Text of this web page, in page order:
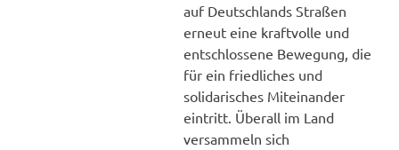
auf Deutschlands Straßen
erneut eine kraftvolle und
entschlossene Bewegung, die
für ein friedliches und
solidarisches Miteinander
eintritt. Überall im Land
versammeln sich